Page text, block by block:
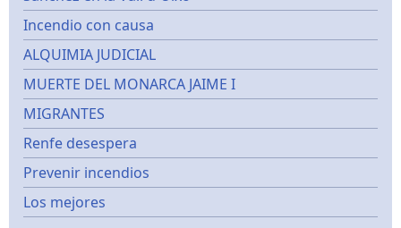
Incendio con causa
ALQUIMIA JUDICIAL
MUERTE DEL MONARCA JAIME I
MIGRANTES
Renfe desespera
Prevenir incendios
Los mejores